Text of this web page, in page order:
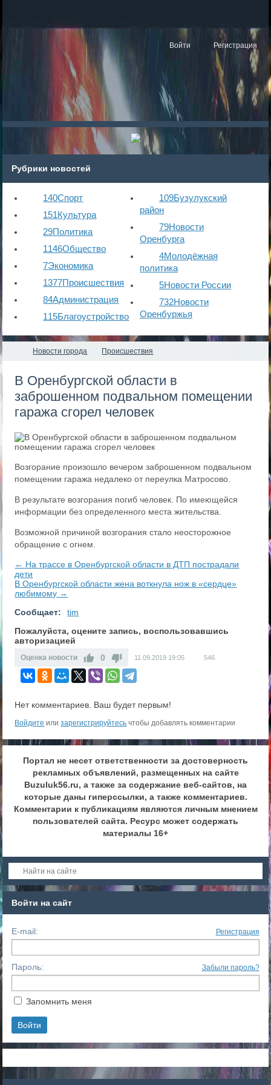
Войти Регистрация
Рубрики новостей
140Спорт
151Культура
29Политика
1146Общество
7Экономика
1377Происшествия
84Администрация
115Благоустройство
109Бузулукский
район
79Новости
Оренбурга
4Молодёжная
политика
5Новости России
732Новости
Оренбуржья
Новости города Происшествия
​В Оренбургской области в
заброшенном подвальном помещении
гаража сгорел человек
Возгорание произошло вечером заброшенном подвальном
помещении гаража недалеко от переулка Матросово.
В результате возгорания погиб человек. По имеющейся
информации без определенного места жительства.
Возможной причиной возгорания стало неосторожное
обращение с огнем.
← На трассе в Оренбургской области в ДТП пострадали
дети
​В Оренбургской области жена воткнула нож в «сердце»
любимому →
Сообщает:
tim
Пожалуйста, оцените запись, воспользовавшись
авторизацией
Оценка новости 0 11.09.2019 19:05 546
Нет комментариев. Ваш будет первым!
Войдите илизарегистрируйтесь чтобы добавлять комментарии
Портал не несет ответственности за достоверность
рекламных объявлений, размещенных на сайте
Buzuluk56.ru, а также за содержание веб-сайтов, на
которые даны гиперссылки, а также комментариев.
Комментарии к публикациям являются личным мнением
пользователей сайта. Ресурс может содержать
материалы 16+
Войти на сайт
E-mail: Регистрация
Пароль: Забыли пароль?
Запомнить меня